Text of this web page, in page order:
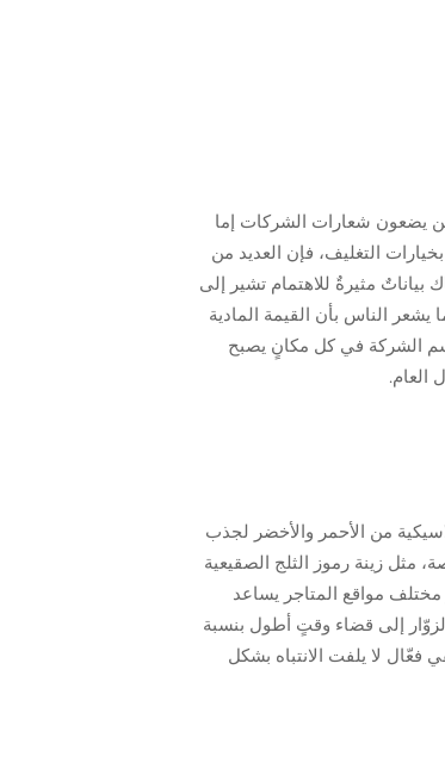
يضعون شعارات الشركات إما
وعادةً ما يتطلَّب ذلك طلبًا أدنى قدره ٥٠ قطعة. أما فيما يتعلَّق بخيارات التغليف، فإن العديد من
مثيرةٌ للاهتمام تشير إلى
بها لفترة أطول — بل وتنخفض نسب المرتجعات فعليًّا بنسبة ١٩٪ تقريبًا — كما يشعر الناس بأن القيمة المادية
اسم الشركة في كل مكانٍ يصبح
العام.
من الأحمر والأخضر لجذب
زينة رموز الثلج الصقيعية
مختلف مواقع المتاجر يساعد
إلى قضاء وقتٍ أطول بنسبة
فعّال لا يلفت الانتباه بشكل